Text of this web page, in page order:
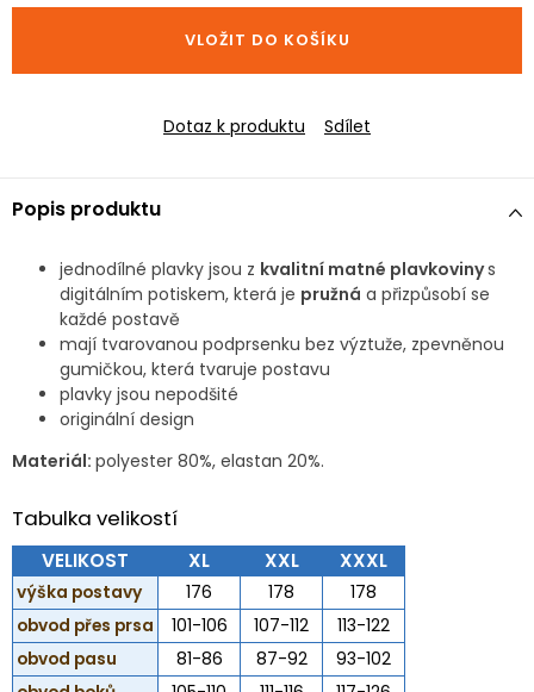
cena:
VLOŽIT DO KOŠÍKU
Dotaz k produktu Sdílet
Popis produktu
jednodílné plavky jsou z kvalitní matné plavkovinys
digitálním potiskem, která je pružná a přizpůsobí se
každé postavě
mají tvarovanou podprsenku bez výztuže, zpevněnou
gumičkou, která tvaruje postavu
plavky jsou nepodšité
originální design
Materiál: polyester 80%, elastan 20%.
Tabulka velikostí
VELIKOST XL XXL XXXL
výška postavy 176 178
178
obvod přes prsa
101-106 107-112
113-122
obvod pasu
81-86 87-92
93-102